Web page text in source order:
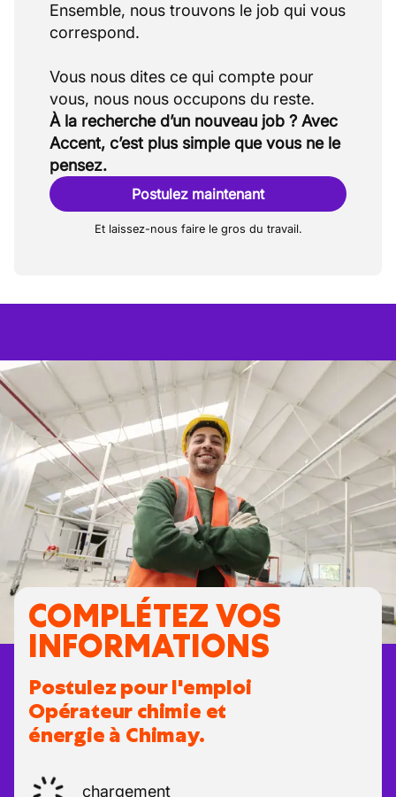
Ensemble, nous trouvons le job qui vous
correspond.
Vous nous dites ce qui compte pour
À la recherche d’un nouveau job ? Avec
Accent, c’est plus simple que vous ne le
pensez.
Postulez maintenant
Et laissez-nous faire le gros du travail.
COMPLÉTEZ VOS
INFORMATIONS
Postulez pour l'emploi
Opérateur chimie et
énergie à Chimay.
chargement